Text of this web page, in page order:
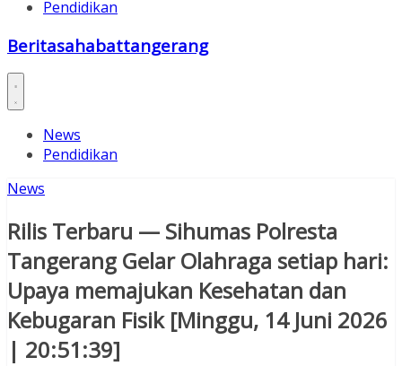
Pendidikan
Beritasahabattangerang
News
Pendidikan
News
Rilis Terbaru — Sihumas Polresta
Tangerang Gelar Olahraga setiap hari:
Upaya memajukan Kesehatan dan
Kebugaran Fisik [Minggu, 14 Juni 2026
| 20:51:39]